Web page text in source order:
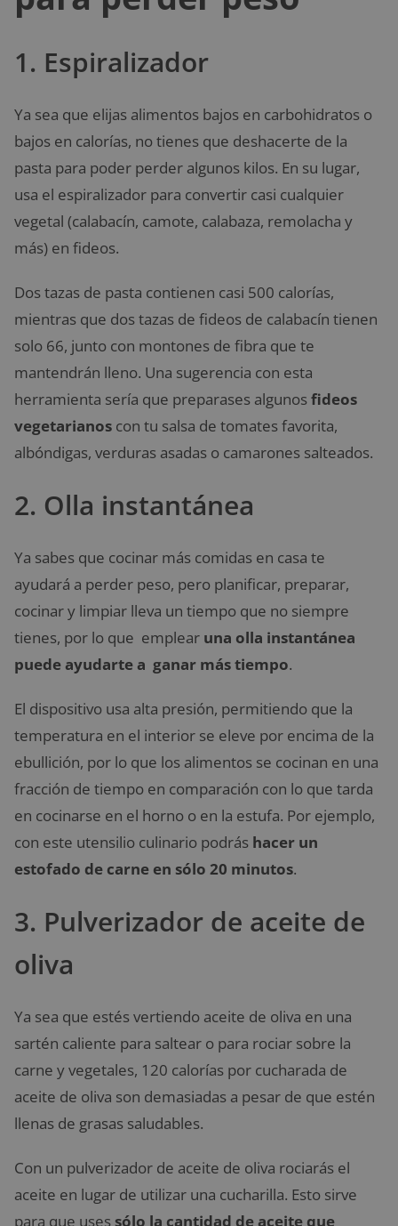
1. Espiralizador
Ya sea que elijas alimentos bajos en carbohidratos o
bajos en calorías, no tienes que deshacerte de la
pasta para poder perder algunos kilos. En su lugar,
usa el espiralizador para convertir casi cualquier
vegetal (calabacín, camote, calabaza, remolacha y
más) en fideos.
Dos tazas de pasta contienen casi 500 calorías,
mientras que dos tazas de fideos de calabacín tienen
solo 66, junto con montones de fibra que te
mantendrán lleno. Una sugerencia con esta
herramienta sería que preparases algunosfideos
vegetarianos con tu salsa de tomates favorita,
albóndigas, verduras asadas o camarones salteados.
2. Olla instantánea
Ya sabes que cocinar más comidas en casa te
ayudará a perder peso, pero planificar, preparar,
cocinar y limpiar lleva un tiempo que no siempre
tienes, por lo que emplear una olla instantánea
puede ayudarte a ganar más tiempo.
El dispositivo usa alta presión, permitiendo que la
temperatura en el interior se eleve por encima de la
ebullición, por lo que los alimentos se cocinan en una
fracción de tiempo en comparación con lo que tarda
en cocinarse en el horno o en la estufa. Por ejemplo,
con este utensilio culinario podrás hacer un
estofado de carne en sólo 20 minutos.
3. Pulverizador de aceite de
oliva
Ya sea que estés vertiendo aceite de oliva en una
sartén caliente para saltear o para rociar sobre la
carne y vegetales, 120 calorías por cucharada de
aceite de oliva son demasiadas a pesar de que estén
llenas de grasas saludables.
Con un pulverizador de aceite de oliva rociarás el
aceite en lugar de utilizar una cucharilla. Esto sirve
para que uses sólo la cantidad de aceite que